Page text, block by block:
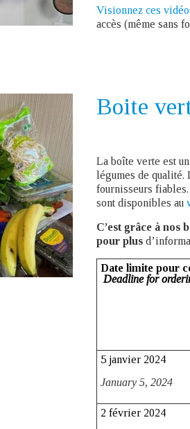
Visionnez ces
accès (même sans
Boite
La boîte verte est
légumes de qualité.
fournisseurs
sont disponibles au
C’est grâce à nos
pour plus
Date limite pour
Deadline for
5 janvier 2024
January 5, 2024
2 février 2024